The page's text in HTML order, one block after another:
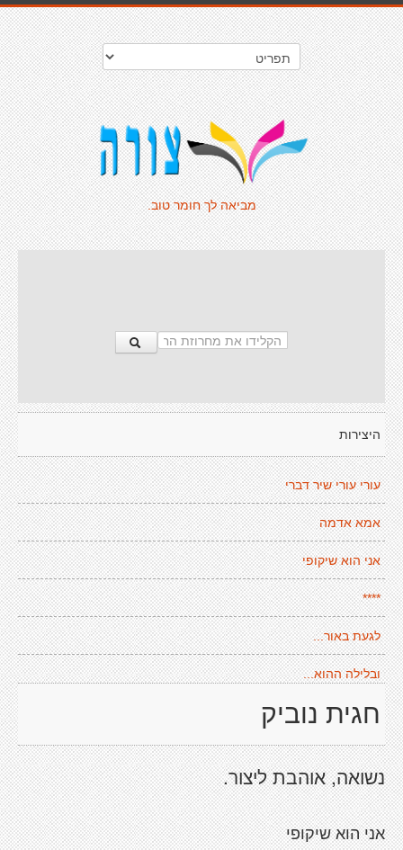
מביאה לך חומר טוב.
היצירות
עורי עורי שיר דברי
אמא אדמה
אני הוא שיקופי
****
לגעת באור...
ובלילה ההוא...
חגית נוביק
נשואה, אוהבת ליצור.
אני הוא שיקופי